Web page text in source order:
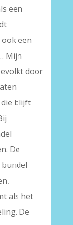
een
een
Mijn
door
die blijft
De
als het
De